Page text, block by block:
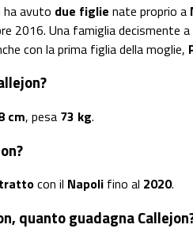
ha avuto due figlie nate proprio a
2016. Una famiglia decismente
con la prima figlia della moglie,
cm, pesa 73 kg.
con il Napoli fino al 2020.
quanto guadagna